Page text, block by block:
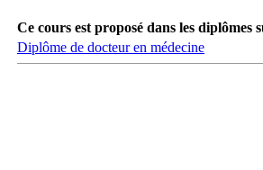
Ce cours est proposé dans les diplômes
Diplôme de docteur en médecine